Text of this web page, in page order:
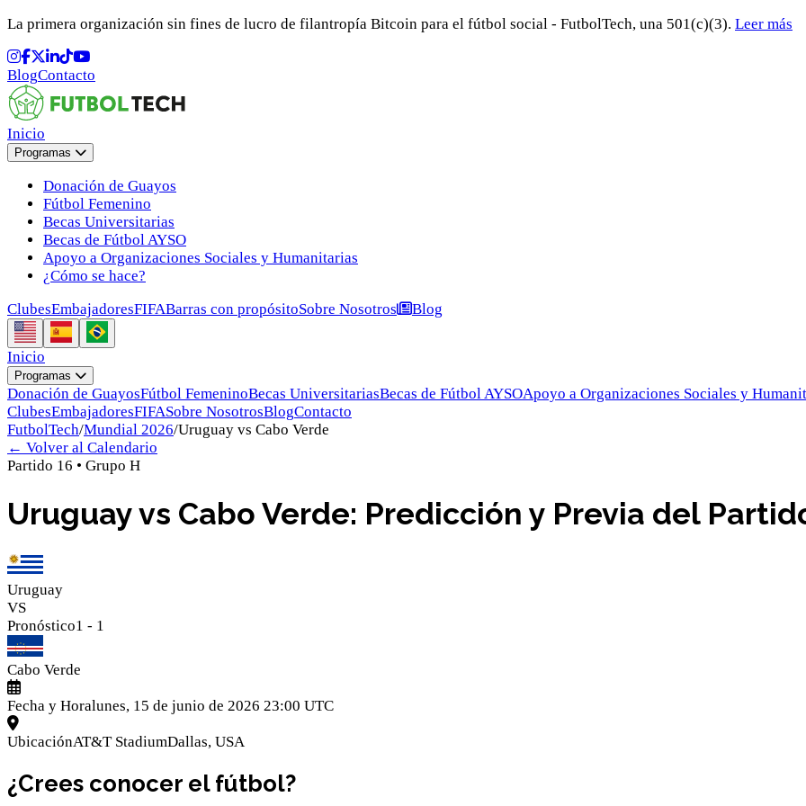
La primera organización sin fines de lucro de filantropía Bitcoin para el fútbol social - FutbolTech, una 501(c)(3). Leer más
BlogContacto
Inicio
Programas
Donación de Guayos
Fútbol Femenino
Becas Universitarias
Becas de Fútbol AYSO
Apoyo a Organizaciones Sociales y Humanitarias
¿Cómo se hace?
ClubesEmbajadoresFIFABarras con propósitoSobre Nosotros Blog
Inicio
Programas
Donación de GuayosFútbol FemeninoBecas UniversitariasBecas de Fútbol AYSOApoyo a Organizaciones Sociales y
ClubesEmbajadoresFIFASobre NosotrosBlogContacto
FutbolTech/Mundial 2026/Uruguay vs Cabo Verde
← Volver al Calendario
Partido 16 • Grupo H
Uruguay vs Cabo Verde: Predicción y Previa del
Uruguay
VS
Pronóstico1 - 1
Cabo Verde
Fecha y Horalunes, 15 de junio de 2026 23:00 UTC
UbicaciónAT&T StadiumDallas, USA
¿Crees conocer el fútbol?